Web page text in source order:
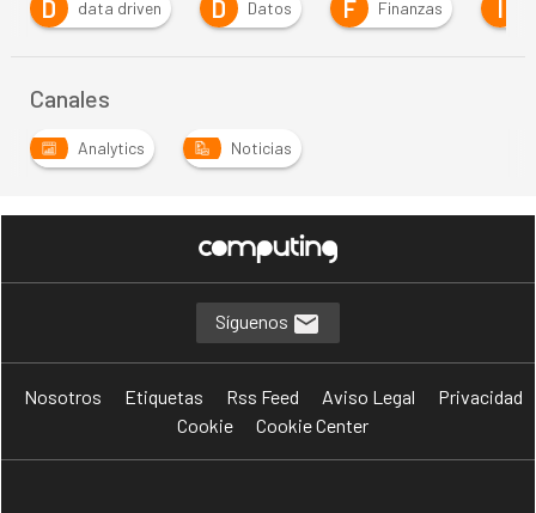
D Datos F Finanzas I IA
Canales
Analytics Noticias
Síguenos
Nosotros Etiquetas Rss Feed Aviso Legal
Privacidad
Cookie
Cookie Center